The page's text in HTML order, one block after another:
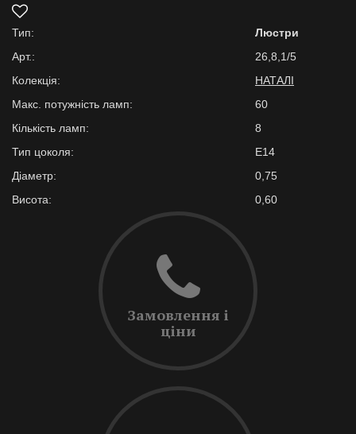
Тип:
Люстри
Арт.:
26,8,1/5
Колекція:
НАТАЛІ
Макс. потужність ламп:
60
Кількість ламп:
8
Тип цоколя:
E14
Діаметр:
0,75
Висота:
0,60
Замовлення і
ціни